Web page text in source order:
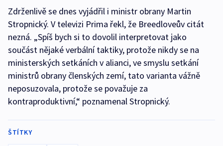
Zdrženlivě se dnes vyjádřil i ministr obrany Martin
Stropnický. V televizi Prima řekl, že Breedloveův citát
nezná. „Spíš bych si to dovolil interpretovat jako
součást nějaké verbální taktiky, protože nikdy se na
ministerských setkáních v alianci, ve smyslu setkání
ministrů obrany členských zemí, tato varianta vážně
neposuzovala, protože se považuje za
kontraproduktivní,“ poznamenal Stropnický.
ŠTÍTKY